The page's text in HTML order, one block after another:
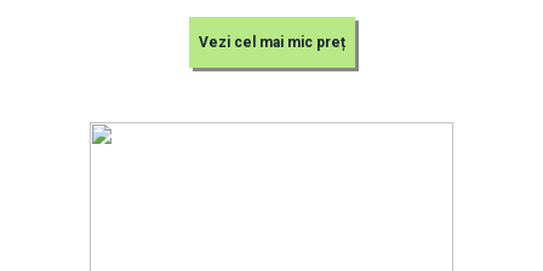
Vezi cel mai mic preț